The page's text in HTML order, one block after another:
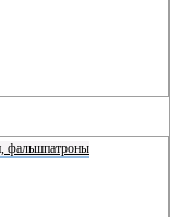
фальшпатроны